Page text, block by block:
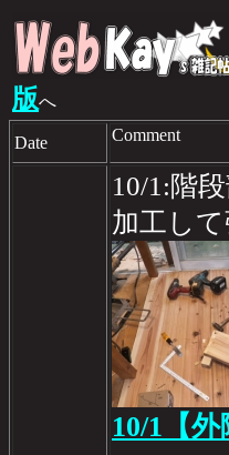
版へ
Date Comment
10/1:階
加工して
10/1【